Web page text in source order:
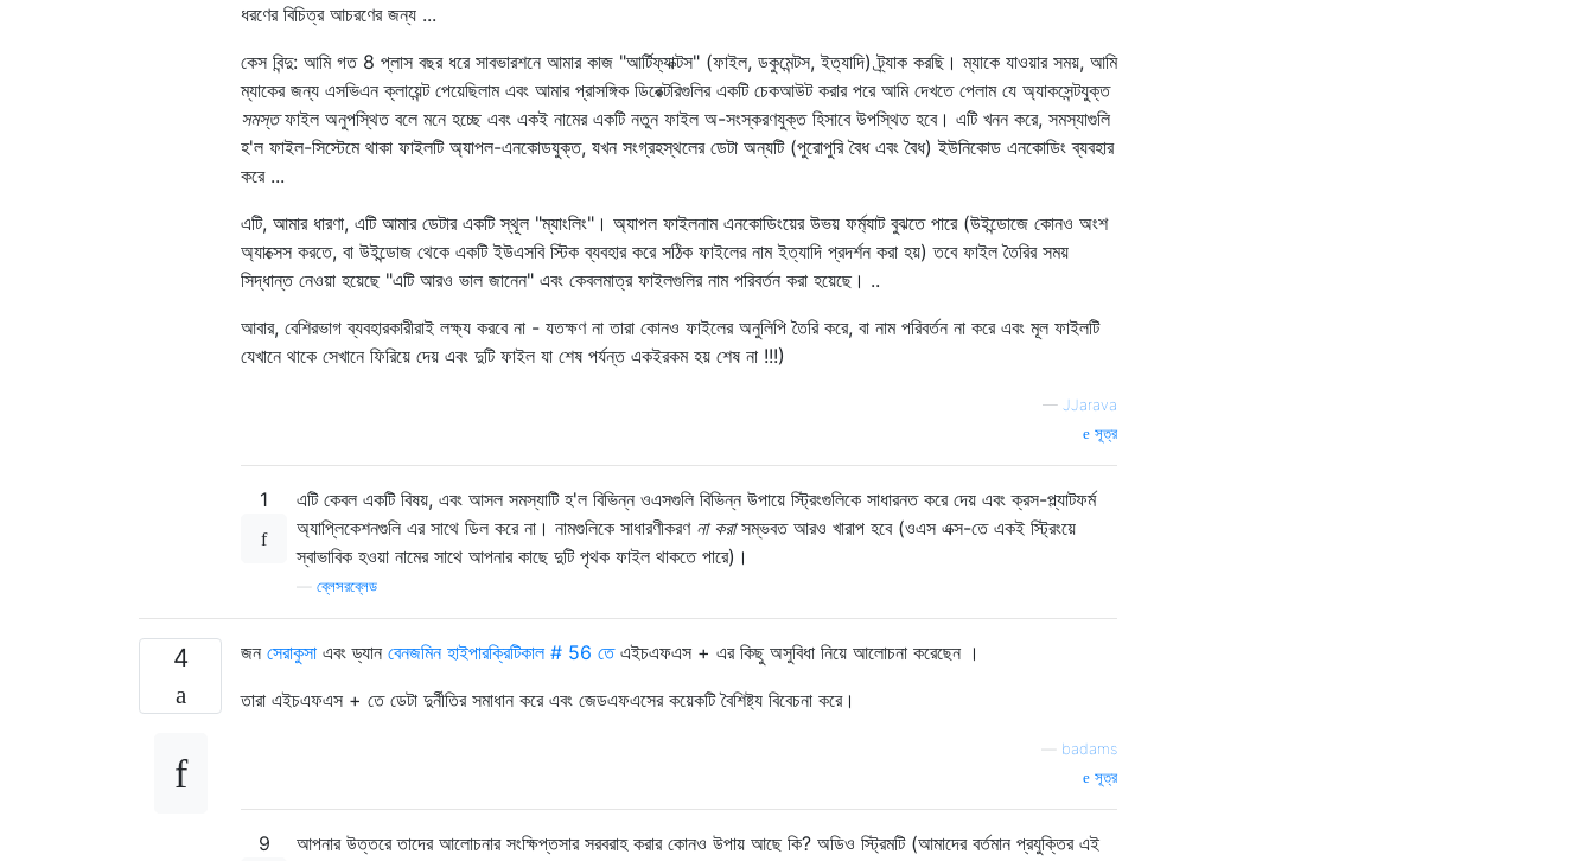
ধরণের বিচিত্র আচরণের জন্য ...
কেস বিন্দু: আমি গত 8 প্লাস বছর ধরে সাবভারশনে আমার কাজ "আর্টিফ্যাক্টস" (ফাইল, ডকুমেন্টস, ইত্যাদি) ট্র্যাক করছি। ম্যাকে যাওয়ার সময়, আমি
ম্যাকের জন্য এসভিএন ক্লায়েন্ট পেয়েছিলাম এবং আমার প্রাসঙ্গিক ডিরেক্টরিগুলির একটি চেকআউট করার পরে আমি দেখতে পেলাম যে অ্যাকসেন্টযুক্ত
সমস্তফাইল অনুপস্থিত বলে মনে হচ্ছে এবং একই নামের একটি নতুন ফাইল অ-সংস্করণযুক্ত হিসাবে উপস্থিত হবে। এটি খনন করে, সমস্যাগুলি
হ'ল ফাইল-সিস্টেমে থাকা ফাইলটি অ্যাপল-এনকোডযুক্ত, যখন সংগ্রহস্থলের ডেটা অন্যটি (পুরোপুরি বৈধ এবং বৈধ) ইউনিকোড এনকোডিং ব্যবহার
করে ...
এটি, আমার ধারণা, এটি আমার ডেটার একটি স্থূল "ম্যাংলিং"। অ্যাপল ফাইলনাম এনকোডিংয়ের উভয় ফর্ম্যাট বুঝতে পারে (উইন্ডোজে কোনও অংশ
অ্যাক্সেস করতে, বা উইন্ডোজ থেকে একটি ইউএসবি স্টিক ব্যবহার করে সঠিক ফাইলের নাম ইত্যাদি প্রদর্শন করা হয়) তবে ফাইল তৈরির সময়
সিদ্ধান্ত নেওয়া হয়েছে "এটি আরও ভাল জানেন" এবং কেবলমাত্র ফাইলগুলির নাম পরিবর্তন করা হয়েছে। ..
আবার, বেশিরভাগ ব্যবহারকারীরাই লক্ষ্য করবে না - যতক্ষণ না তারা কোনও ফাইলের অনুলিপি তৈরি করে, বা নাম পরিবর্তন না করে এবং মূল ফাইলটি
যেখানে থাকে সেখানে ফিরিয়ে দেয় এবং দুটি ফাইল যা শেষ পর্যন্ত একইরকম হয় শেষ না !!!)
— JJarava
সূত্র
1
এটি কেবল একটি বিষয়, এবং আসল সমস্যাটি হ'ল বিভিন্ন ওএসগুলি বিভিন্ন উপায়ে স্ট্রিংগুলিকে সাধারনত করে দেয় এবং ক্রস-প্ল্যাটফর্ম
অ্যাপ্লিকেশনগুলি এর সাথে ডিল করে না। নামগুলিকে সাধারণীকরণ না করাসম্ভবত আরও খারাপ হবে (ওএস এক্স-তে একই স্ট্রিংয়ে
স্বাভাবিক হওয়া নামের সাথে আপনার কাছে দুটি পৃথক ফাইল থাকতে পারে)।
ব্লেসরব্লেড
4 জন সেরাকুসা এবং ড্যান বেনজমিন হাইপারক্রিটিকাল # 56 তেএইচএফএস + এর কিছু অসুবিধা নিয়ে আলোচনা করেছেন ।
তারা এইচএফএস + তে ডেটা দুর্নীতির সমাধান করে এবং জেডএফএসের কয়েকটি বৈশিষ্ট্য বিবেচনা করে।
badams
সূত্র
9
আপনার উত্তরে তাদের আলোচনার সংক্ষিপ্তসার সরবরাহ করার কোনও উপায় আছে কি? অডিও স্ট্রিমটি (আমাদের বর্তমান প্রযুক্তির এই